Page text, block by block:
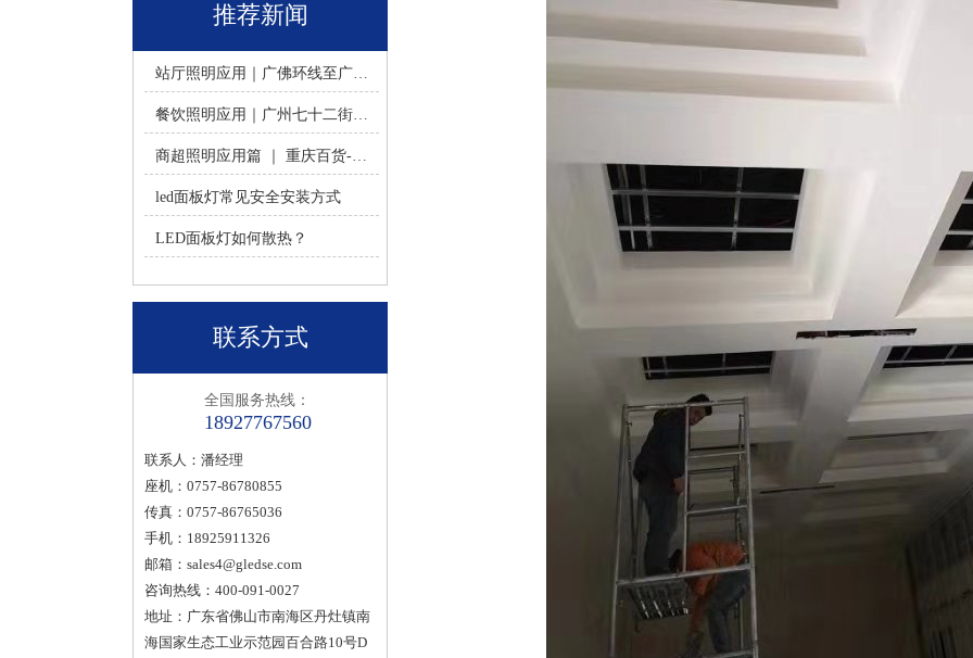
推荐新闻
站厅照明应用｜广佛环线至广州南站 -佛山火树银花照明
餐饮照明应用｜广州七十二街道餐饮连锁-佛山火树银花照明
商超照明应用篇 ｜ 重庆百货-佛山火树银花照明合作历程
led面板灯常见安全安装方式
LED面板灯如何散热？
联系方式
全国服务热线：
18927767560
联系人：潘经理
座机：0757-86780855
传真：0757-86765036
手机：18925911326
邮箱： sales4@gledse.com
咨询热线：400-091-0027
地址：广东省佛山市南海区丹灶镇南
海国家生态工业示范园百合路10号D